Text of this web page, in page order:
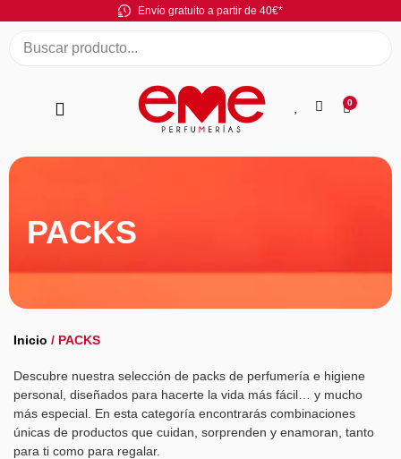
Envío gratuito a partir de 40€*
0
PACKS
Inicio / PACKS
Descubre nuestra selección de packs de perfumería e higiene
personal, diseñados para hacerte la vida más fácil… y mucho
más especial. En esta categoría encontrarás combinaciones
únicas de productos que cuidan, sorprenden y enamoran, tanto
para ti como para regalar.